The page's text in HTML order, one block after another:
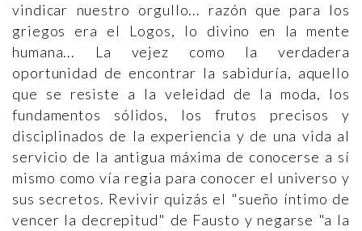
vindicar nuestro orgullo... razón que para los
griegos era el Logos, lo divino en la mente
humana... La vejez como la verdadera
oportunidad de encontrar la sabiduría, aquello
que se resiste a la veleidad de la moda, los
fundamentos sólidos, los frutos precisos y
disciplinados de la experiencia y de una vida al
servicio de la antigua máxima de conocerse a sí
mismo como vía regia para conocer el universo y
sus secretos. Revivir quizás el "sueño íntimo de
vencer la decrepitud" de Fausto y negarse "a la